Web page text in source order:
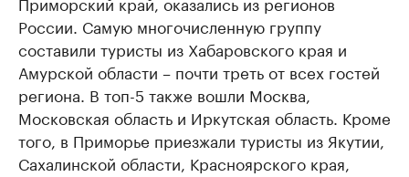
России. Самую многочисленную группу
составили туристы из Хабаровского края и
Амурской области – почти треть от всех гостей
региона. В топ-5 также вошли Москва,
Московская область и Иркутская область. Кроме
того, в Приморье приезжали туристы из Якутии,
Сахалинской области, Красноярского края,